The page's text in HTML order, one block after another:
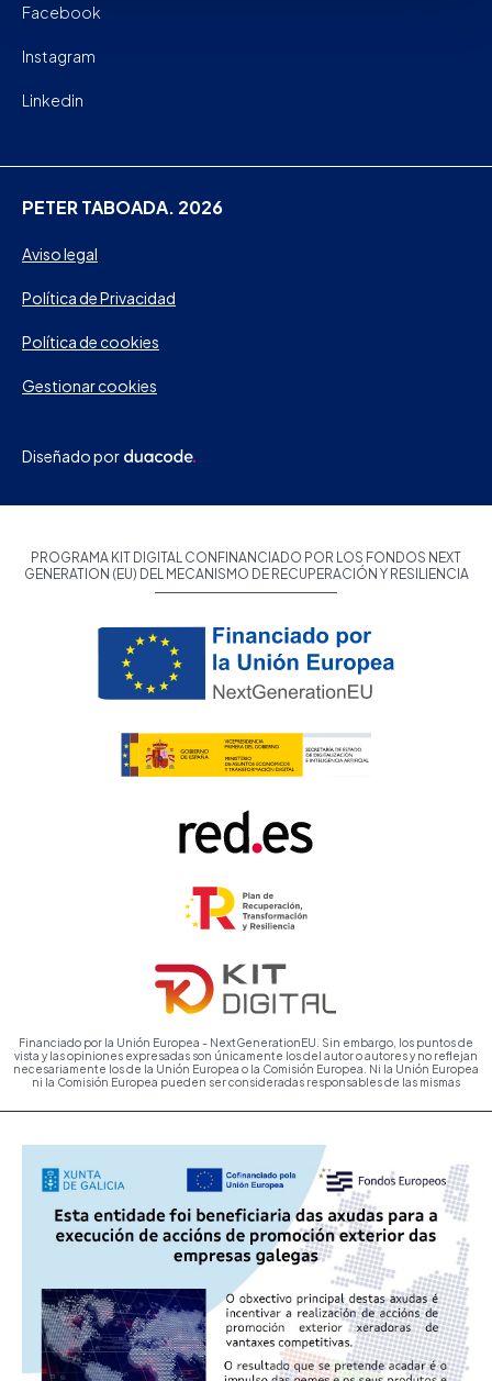
Facebook
Instagram
Linkedin
PETER TABOADA. 2026
Aviso legal
Política de Privacidad
Política de cookies
Gestionar cookies
Diseñado por
PROGRAMA KIT DIGITAL CONFINANCIADO POR LOS FONDOS NEXT
GENERATION (EU) DEL MECANISMO DE RECUPERACIÓN Y RESILIENCIA
Financiado por la Unión Europea - NextGenerationEU. Sin embargo, los puntos de
vista y las opiniones expresadas son únicamente los del autor o autores y no reflejan
necesariamente los de la Unión Europea o la Comisión Europea. Ni la Unión Europea
ni la Comisión Europea pueden ser consideradas responsables de las mismas